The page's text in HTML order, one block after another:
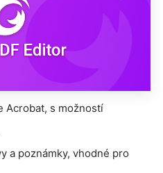
Acrobat, s možností
a poznámky, vhodné pro